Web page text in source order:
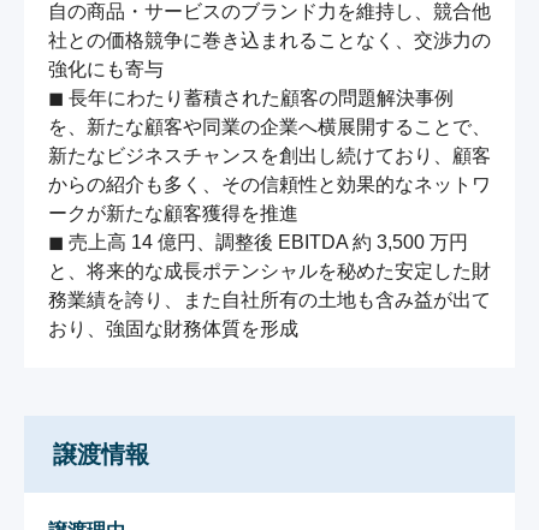
自の商品・サービスのブランド力を維持し、競合他
社との価格競争に巻き込まれることなく、交渉力の
強化にも寄与
◼ 長年にわたり蓄積された顧客の問題解決事例
を、新たな顧客や同業の企業へ横展開することで、
新たなビジネスチャンスを創出し続けており、顧客
からの紹介も多く、その信頼性と効果的なネットワ
ークが新たな顧客獲得を推進
◼ 売上高 14 億円、調整後 EBITDA 約 3,500 万円
と、将来的な成長ポテンシャルを秘めた安定した財
務業績を誇り、また自社所有の土地も含み益が出て
おり、強固な財務体質を形成
譲渡情報